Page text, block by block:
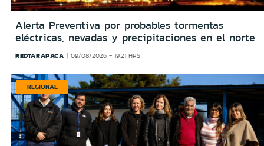
Alerta Preventiva por probables tormentas
eléctricas, nevadas y precipitaciones en el norte
REDTARAPACA 09/08/2026 - 19:21 HRS
REGIONAL